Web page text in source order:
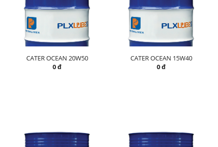
CATER OCEAN 20W50
0 đ
CATER OCEAN 15W40
0 đ